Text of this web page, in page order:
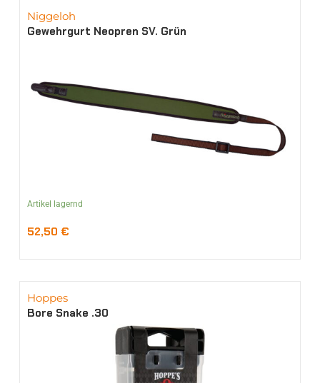
Niggeloh
Gewehrgurt Neopren SV. Grün
Artikel lagernd
52,50 €
Hoppes
Bore Snake .30